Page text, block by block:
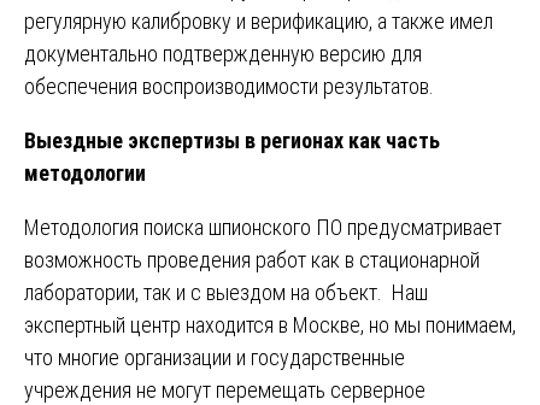
регулярную калибровку и верификацию, а также имел
документально подтвержденную версию для
обеспечения воспроизводимости результатов.
Выездные экспертизы в регионах как часть
методологии
Методология поиска шпионского ПО предусматривает
возможность проведения работ как в стационарной
лаборатории, так и с выездом на объект. Наш
экспертный центр находится в Москве, но мы понимаем,
что многие организации и государственные
учреждения не могут перемещать серверное